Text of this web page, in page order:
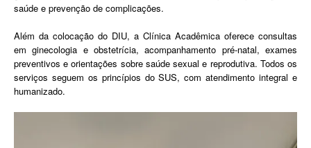
saúde e prevenção de complicações.
Além da colocação do DIU, a Clínica Acadêmica oferece consultas
em ginecologia e obstetrícia, acompanhamento pré-natal, exames
preventivos e orientações sobre saúde sexual e reprodutiva. Todos os
serviços seguem os princípios do SUS, com atendimento integral e
humanizado.